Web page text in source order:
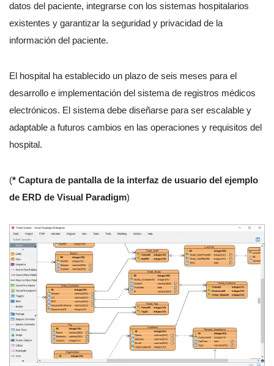
datos del paciente, integrarse con los sistemas hospitalarios
existentes y garantizar la seguridad y privacidad de la
información del paciente.
El hospital ha establecido un plazo de seis meses para el
desarrollo e implementación del sistema de registros médicos
electrónicos. El sistema debe diseñarse para ser escalable y
adaptable a futuros cambios en las operaciones y requisitos del
hospital.
(* Captura de pantalla de la interfaz de usuario del ejemplo
de ERD de Visual Paradigm)